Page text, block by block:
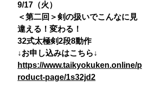
9/17（火）
＜第二回＞剣の扱いでこんなに見
違える！変わる！
32式太極剣2段8動作
↓お申し込みはこちら↓
https://www.taikyokuken.online/p
roduct-page/1s32jd2